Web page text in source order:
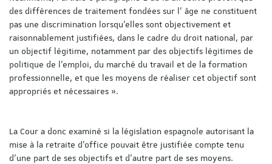
des différences de traitement fondées sur l’ âge ne constituent
pas une discrimination lorsqu’elles sont objectivement et
raisonnablement justifiées, dans le cadre du droit national, par
un objectif légitime, notamment par des objectifs légitimes de
politique de l’emploi, du marché du travail et de la formation
professionnelle, et que les moyens de réaliser cet objectif sont
appropriés et nécessaires ».
La Cour a donc examiné si la législation espagnole autorisant la
mise à la retraite d’office pouvait être justifiée compte tenu
d’une part de ses objectifs et d’autre part de ses moyens.